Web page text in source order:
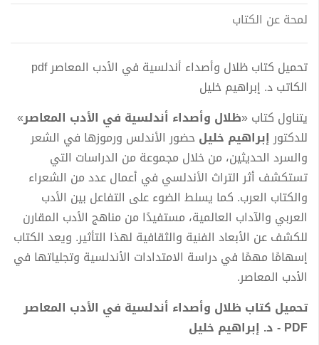
لمحة عن الكتاب
تحميل كتاب ظلال وأصداء أندلسية في الأدب المعاصر pdf
الكاتب د. إبراهيم خليل
يتناول كتاب «ظلال وأصداء أندلسية في الأدب المعاصر»
للدكتورإبراهيم خليلحضور الأندلس ورموزها في الشعر
والسرد الحديثين، من خلال مجموعة من الدراسات التي
تستكشف أثر التراث الأندلسي في أعمال عدد من الشعراء
والكتاب العرب. كما يسلط الضوء على التفاعل بين الأدب
العربي والآداب العالمية، مستفيدًا من مناهج الأدب المقارن
للكشف عن الأبعاد الفنية والثقافية لهذا التأثير. ويعد الكتاب
إسهامًا مهمًا في دراسة الامتدادات الأندلسية وتجلياتها في
الأدب المعاصر.
تحميل كتاب ظلال وأصداء أندلسية في الأدب المعاصر
PDF - د. إبراهيم خليل